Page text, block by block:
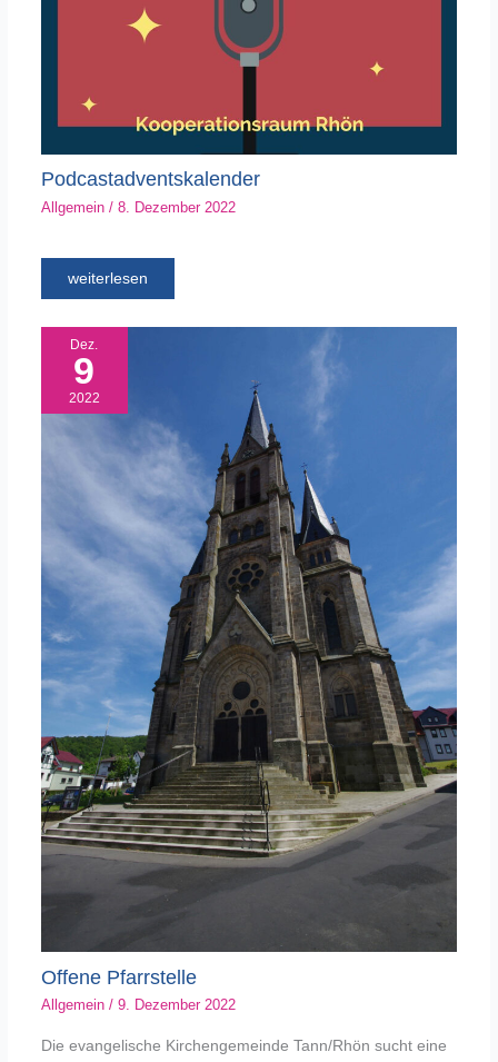
Podcastadventskalender
Allgemein/ 8. Dezember 2022
weiterlesen
Dez.
9
2022
Offene Pfarrstelle
Allgemein/ 9. Dezember 2022
Die evangelische Kirchengemeinde Tann/Rhön sucht eine